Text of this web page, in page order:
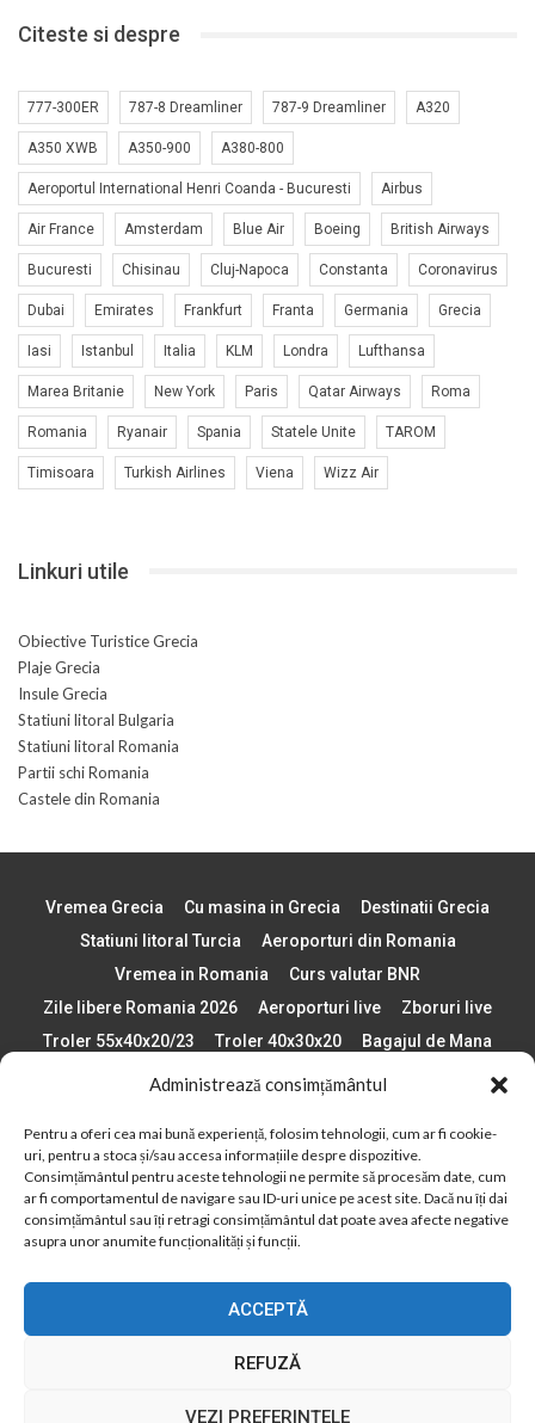
Administrează consimțământul
Pentru a oferi cea mai bună experiență, folosim tehnologii, cum ar fi cookie-
uri, pentru a stoca și/sau accesa informațiile despre dispozitive.
Consimțământul pentru aceste tehnologii ne permite să procesăm date, cum
ar fi comportamentul de navigare sau ID-uri unice pe acest site. Dacă nu îți dai
consimțământul sau îți retragi consimțământul dat poate avea afecte negative
asupra unor anumite funcționalități și funcții.
ACCEPTĂ
REFUZĂ
VEZI PREFERINȚELE
Citeste si despre
777-300ER 787-8 Dreamliner 787-9 Dreamliner A320
A350 XWB A350-900 A380-800
Aeroportul International Henri Coanda - Bucuresti Airbus
Air France Amsterdam Blue Air Boeing British Airways
Bucuresti Chisinau Cluj-Napoca Constanta Coronavirus
Dubai Emirates Frankfurt Franta Germania Grecia
Iasi Istanbul Italia KLM Londra Lufthansa
Marea Britanie New York Paris Qatar Airways Roma
Romania Ryanair Spania Statele Unite TAROM
Timisoara Turkish Airlines Viena Wizz Air
Linkuri utile
Obiective Turistice Grecia
Plaje Grecia
Insule Grecia
Statiuni litoral Bulgaria
Statiuni litoral Romania
Partii schi Romania
Castele din Romania
Vremea Grecia Cu masina in Grecia
Destinatii Grecia
Statiuni litoral Turcia
Aeroporturi din Romania
Vremea in Romania
Curs valutar BNR
Zile libere Romania 2026
Aeroporturi live
Zboruri live
Troler 55x40x20/23
Troler 40x30x20
Bagajul de Mana
Paste 2026
Cele mai bune telefoane
Plaje din Europa
Concerte Romania 2025
Asigurare de calatorie
Când se schimba ora în 2026
Calendar Formula 1 sezon 2026
Boarding Pass
Despre AirlinesTravel.ro
Politică cookie-uri (UE)
Cookie Policy (AU)
Politică cookie-uri (ZA)
Politică cookie-uri (Canada)
Politică cookie-uri (BR)
2012 - 2025 © Toate drepturile rezervate